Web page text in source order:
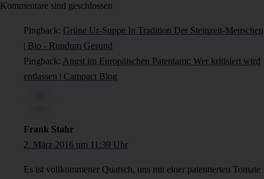
Kommentare sind geschlossen
Pingback: Grüne Ur-Suppe In Tradition Der Steinzeit-Menschen
| Bio - Rundum Gesund
Pingback: Angst im Europäischen Patentamt: Wer kritisiert wird
entlassen | Campact Blog
Frank Stahr
2. März 2016 um 11:39 Uhr
Es ist vollkommener Quatsch, uns mit einer patentierten Tomate